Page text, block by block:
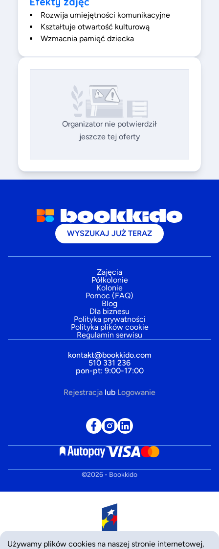
Rozwija umiejętności komunikacyjne
Kształtuje otwartość kulturową
Wzmacnia pamięć dziecka
Organizator nie potwierdził
jeszcze tej oferty
WYSZUKAJ JUŻ TERAZ
Zajęcia
Półkolonie
Kolonie
Pomoc (FAQ)
Blog
Dla biznesu
Polityka prywatności
Polityka plików cookie
Regulamin serwisu
kontakt@bookkido.com
510 331 236
pon-pt: 9:00-17:00
Rejestracja lub Logowanie
©2026- Bookkido
Używamy plików cookies na naszej stronie internetowej,